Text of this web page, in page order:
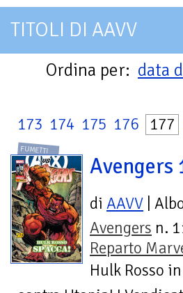
TITOLI DI AAVV
Ordina per: data
173 174 175 176 177
FUMETTI
Avengers
di AAVV |
Avengers n.
Reparto
Hulk Rosso